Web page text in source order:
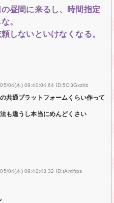
昼間に来るし、時間指定
。
しないといけなくなる。
04(木) 09:40:04.64 ID:5O3Gxzhb
共通プラットフォームくらい作って
も違うし本当にめんどくさい
04(木) 09:42:43.32 ID:tAmifrps